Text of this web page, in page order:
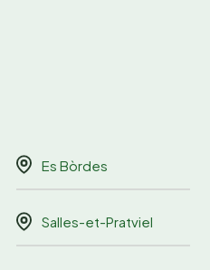
Es Bòrdes
Salles-et-Pratviel